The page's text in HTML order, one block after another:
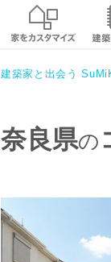
建築家と出会う
奈良県の